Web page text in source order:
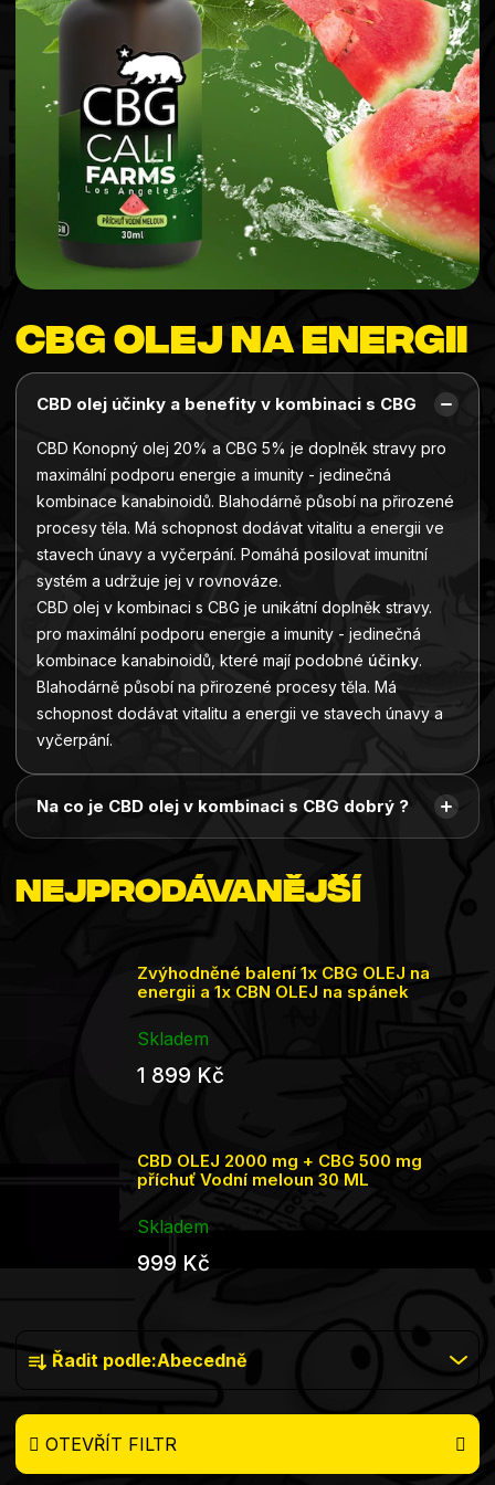
CBG olej na energii
CBD olej účinky a benefity v kombinaci s CBG
CBD Konopný olej 20% a CBG 5% je doplněk stravy pro
maximální podporu energie a imunity - jedinečná
kombinace kanabinoidů. Blahodárně působí na přirozené
procesy těla. Má schopnost dodávat vitalitu a energii ve
stavech únavy a vyčerpání. Pomáhá posilovat imunitní
systém a udržuje jej v rovnováze.
CBD olej v kombinaci s CBG je unikátní doplněk stravy.
pro maximální podporu energie a imunity - jedinečná
kombinace kanabinoidů, které mají podobné účinky.
Blahodárně působí na přirozené procesy těla. Má
schopnost dodávat vitalitu a energii ve stavech únavy a
vyčerpání.
Na co je CBD olej v kombinaci s CBG dobrý ?
Nejprodávanější
Zvýhodněné balení 1x CBG OLEJ na
energii a 1x CBN OLEJ na spánek
Skladem
1 899 Kč
CBD OLEJ 2000 mg + CBG 500 mg
příchuť Vodní meloun 30 ML
Skladem
999 Kč
Řazení
produktů
Řadit podle:Abecedně
OTEVŘÍT FILTR